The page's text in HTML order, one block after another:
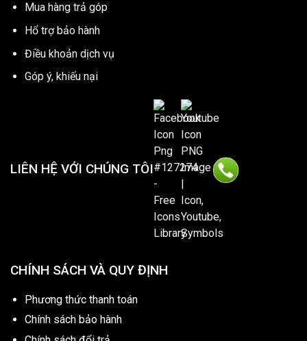
Mua hàng trả góp
Hổ trợ bảo hành
Điều khoản dịch vụ
Góp ý, khiếu nại
LIÊN HỆ VỚI CHÚNG TÔI
CHÍNH SÁCH VÀ QUY ĐỊNH
Phương thức thanh toán
Chính sách bảo hành